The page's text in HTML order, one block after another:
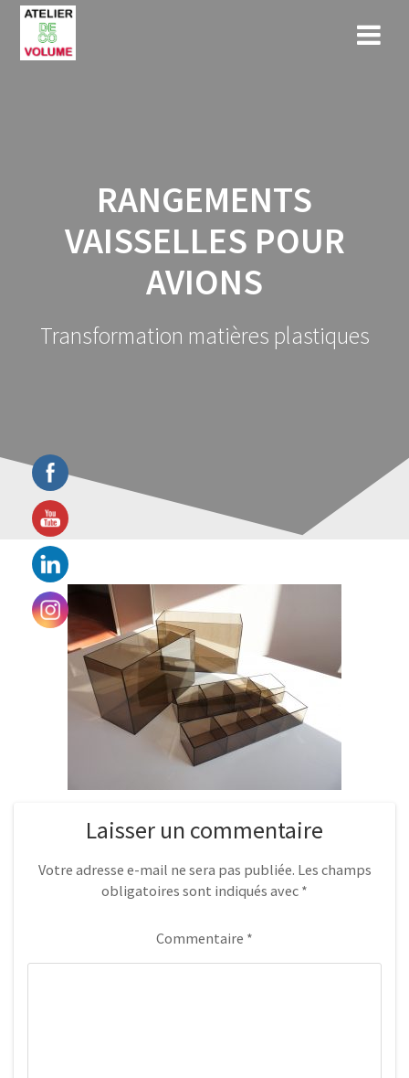
RANGEMENTS
VAISSELLES POUR
AVIONS
Transformation matières plastiques
Laisser un commentaire
Votre adresse e-mail ne sera pas publiée. Les champs
obligatoires sont indiqués avec *
Commentaire *